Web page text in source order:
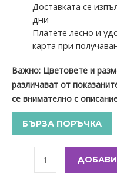
Доставката се
дни
Платете лесно и
карта при
Важно: Цветовете и
различават от
се внимателно с
БЪРЗА ПОРЪЧКА